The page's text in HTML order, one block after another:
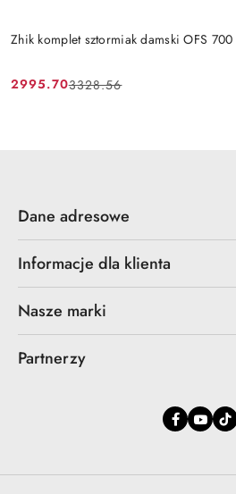
Zhik komplet sztormiak damski OFS
Cena
2995.70
Cena
3328.56
Dane adresowe
Informacje dla klienta
Nasze marki
Partnerzy